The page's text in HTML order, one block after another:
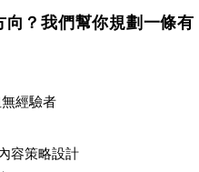
？我們幫你規劃一條有
經驗者
容策略設計